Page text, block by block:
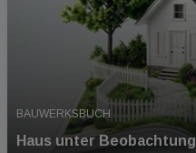
BAUWERKSBUCH
Haus unter Beobachtung